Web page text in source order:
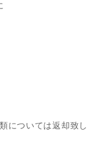
ついては返却致し